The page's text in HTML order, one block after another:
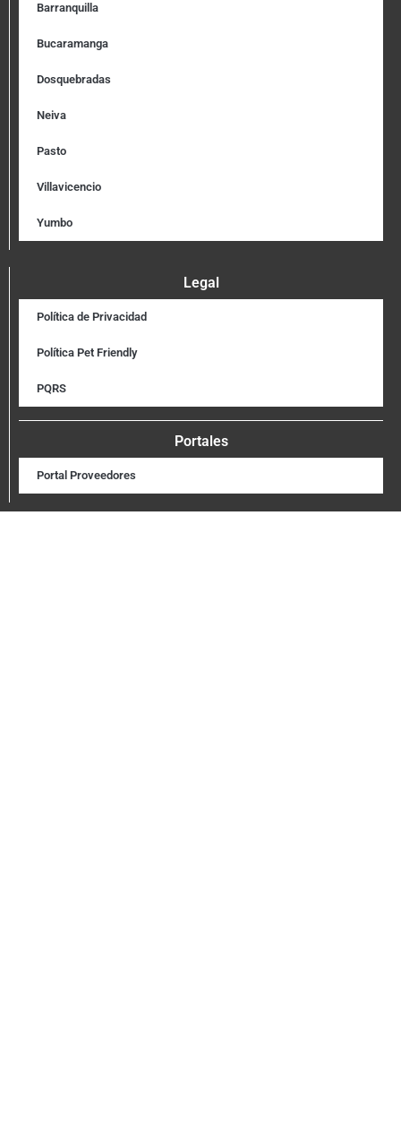
Barranquilla
Bucaramanga
Dosquebradas
Neiva
Pasto
Villavicencio
Yumbo
Legal
Política de Privacidad
Política Pet Friendly
PQRS
Portales
Portal Proveedores